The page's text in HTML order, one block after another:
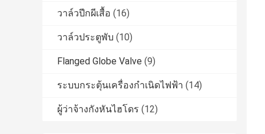
วาล์วปีกผีเสื้อ (16)
วาล์วประตูพับ (10)
Flanged Globe Valve (9)
ระบบกระตุ้นเครื่องกำเนิดไฟฟ้า (14)
ผู้ว่าจ้างกังหันไฮโดร (12)